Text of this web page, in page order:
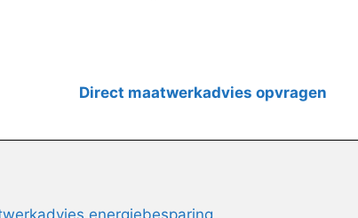
Direct maatwerkadvies opvragen
energiebesparing